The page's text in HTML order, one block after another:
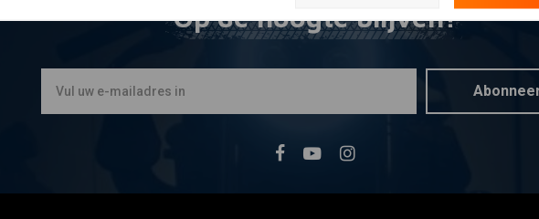
Op de hoogte blijven?